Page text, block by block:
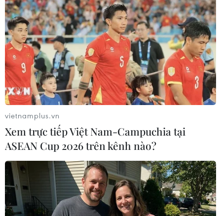
7h sáng là thời điểm đông nhất, khi người dân trong làng và
các vùng lân cận tìm về phiên chợ này để du Xuân, mua bán.
(Ảnh: Minh Quyết/TTXVN)
vietnamplus.vn
Xem trực tiếp Việt Nam-Campuchia tại
ASEAN Cup 2026 trên kênh nào?